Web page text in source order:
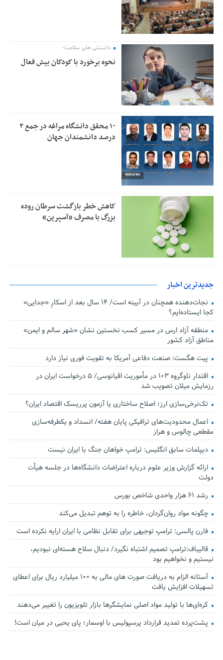
دانستنی های سلامت؛
نحوه برخورد با کودکان بیش فعال
۱۰ محقق دانشگاه مراغه در جمع ۲
درصد دانشمندان جهان
کاهش خطر بازگشت سرطان روده
بزرگ با مصرف «آسپرین»
جدیدترین اخبار
نجات‌دهنده‌ همچنان در آیینه است/ ۱۴ سال بعد از اسکارِ «جدایی»
کجا ایستاده‌ایم؟
منطقه آزاد ارس در مسیر کسب نخستین نشان «شهر سالم و ایمن»
مناطق آزاد کشور
پیت هگست: صنعت دفاعی آمریکا به تقویت فوری نیاز دارد
اقتدار ناوگروه ۱۰۳ در مأموریت‌ اقیانوسی/ ۵ درخواست ایران در
رزمایش میلان تصویب شد
تک‌نرخی‌سازی ارز؛ اصلاح ساختاری یا آزمون پرریسک اقتصاد ایران؟
اعمال محدودیت‌های ترافیکی پایان هفته/ انسداد و یکطرفه‌سازی
مقطعی چالوس و هراز
دیپلمات سابق انگلیس:‌ ترامپ خواهان جنگ با ایران نیست
ارائه گزارش وزیر علوم درباره اعتراضات دانشگاه‌ها در جلسه هیأت
دولت
رشد ۶۱ هزار واحدی شاخص بورس
چگونه مواد روان‌گردان، خاطره را به توهم تبدیل می‌کند
فارن پالسی: ترامپ توجیهی برای تقابل نظامی با ایران ارایه نکرده است
قالیباف:ترامپ تصمیم اشتباه نگیرد/ دنبال سلاح هسته‌ای نبودیم،
نیستیم و نخواهیم بود
آستانه الزام به دریافت صورت های مالی به ۱۰۰ میلیارد ریال برای اعطای
تسهیلات افزایش یافت
کره‌ای‌ها با تولید مواد اصلی نمایشگرها بازار تلویزیون را تغییر می‌دهند
پشت‌پرده تمدید قرارداد پرسپولیس با اوسمار؛ پای یحیی در میان است!